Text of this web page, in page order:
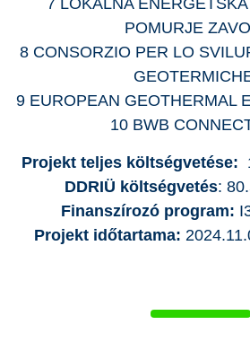
7 LOKALNA
POMURJE
8 CONSORZIO PER LO
9 EUROPEAN GEOTHERMAL
10 BWB
Projekt teljes költségvetése:
DDRIÜ költségvetés:
Finanszírozó program:
Projekt időtartama: